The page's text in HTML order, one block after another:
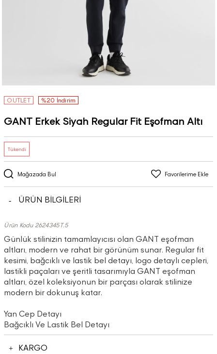
OUTLET %20 İndirim
GANT Erkek Siyah Regular Fit Eşofman Altı
Mağazada Bul Favorilerime Ekle
Tükendi
ÜRÜN BİLGİLERİ
Ürün Kodu 2624345T.5
Günlük stilinizin tamamlayıcısı olan GANT eşofman
altları, modern ve rahat bir görünüm sunar. Regular fit
kesimi, bağcıklı ve lastik bel detayı, logo detaylı cepleri,
lastikli paçaları ve şeritli tasarımıyla GANT eşofman
altları, özel koleksiyonun bir parçası olarak stilinize
modern bir dokunuş katar.
Yan Cep Detayı
Bağcıklı Ve Lastik Bel Detayı
KARGO